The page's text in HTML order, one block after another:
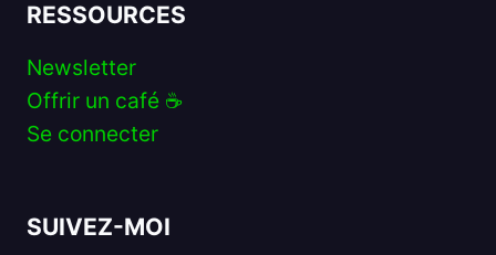
RESSOURCES
Newsletter
Offrir un café ☕️
Se connecter
SUIVEZ-MOI